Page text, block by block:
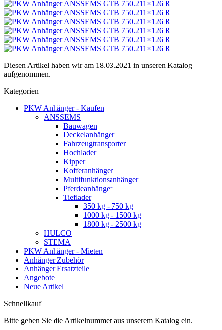
Diesen Artikel haben wir am 18.03.2021 in unseren Katalog
aufgenommen.
Kategorien
PKW Anhänger - Kaufen
ANSSEMS
Bauwagen
Deckelanhänger
Fahrzeugtransporter
Hochlader
Kipper
Kofferanhänger
Multifunktionsanhänger
Pferdeanhänger
Tieflader
350 kg - 750 kg
1000 kg - 1500 kg
1800 kg - 2500 kg
HULCO
STEMA
PKW Anhänger - Mieten
Anhänger Zubehör
Anhänger Ersatzteile
Angebote
Neue Artikel
Schnellkauf
Bitte geben Sie die Artikelnummer aus unserem Katalog ein.